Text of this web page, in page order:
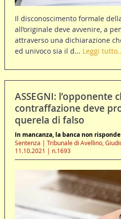
Il disconoscimento formale
all’originale deve avvenire, a
attraverso una dichiarazione
ed univoco sia il d... Leggi
ASSEGNI: l’opponente
contraffazione deve
querela di falso
In mancanza, la banca non risponde
Sentenza | Tribunale di Avellino,
11.10.2021 | n.1693